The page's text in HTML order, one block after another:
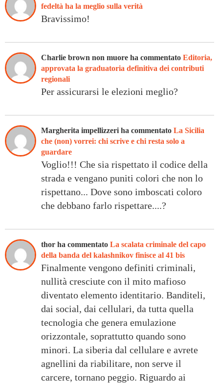
fedeltà ha la meglio sulla verità
Bravissimo!
Charlie brown non muore ha commentato Editoria,
approvata la graduatoria definitiva dei contributi
regionali
Per assicurarsi le elezioni meglio?
Margherita impellizzeri ha commentato La Sicilia
che (non) vorrei: chi scrive e chi resta solo a
guardare
Voglio!!! Che sia rispettato il codice della
strada e vengano puniti colori che non lo
rispettano... Dove sono imboscati coloro
che debbano farlo rispettare....?
thor ha commentato La scalata criminale del capo
della banda del kalashnikov finisce al 41 bis
Finalmente vengono definiti criminali,
nullità cresciute con il mito mafioso
diventato elemento identitario. Banditeli,
dai social, dai cellulari, da tutta quella
tecnologia che genera emulazione
orizzontale, soprattutto quando sono
minori. La siberia dal cellulare e avrete
agnellini da riabilitare, non serve il
carcere, tornano peggio. Riguardo ai